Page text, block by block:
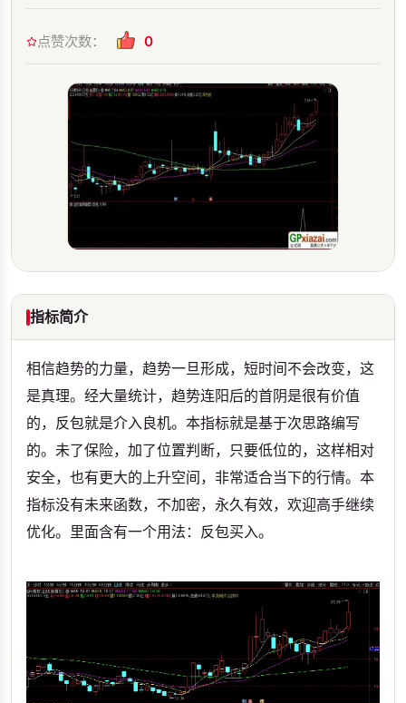
点赞次数： 0
指标简介
相信趋势的力量，趋势一旦形成，短时间不会改变，这
是真理。经大量统计，趋势连阳后的首阴是很有价值
的，反包就是介入良机。本指标就是基于次思路编写
的。未了保险，加了位置判断，只要低位的，这样相对
安全，也有更大的上升空间，非常适合当下的行情。本
指标没有未来函数，不加密，永久有效，欢迎高手继续
优化。里面含有一个用法：反包买入。